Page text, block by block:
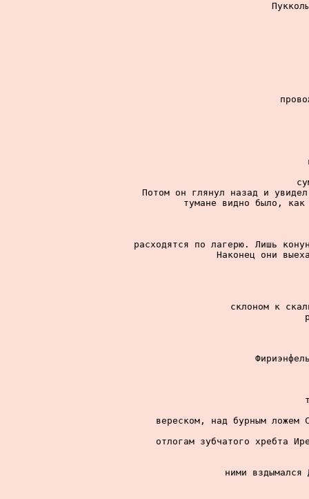
Потом он глянул назад и
тумане видно было,
расходятся по лагерю. Лишь
Наконец они
склоном к
вереском, над бурным ложем
отлогам зубчатого хребта
ними вздымался